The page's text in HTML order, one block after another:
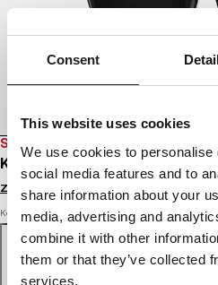
Consent
This website uses cookies
We use cookies to
social media features and to
share information about your
media, advertising and
combine it with other
them or that they’ve collected
services.
SALE
KLAPKI LOGO
Zaloguj się by zobaczyć ceny
Kolor: black